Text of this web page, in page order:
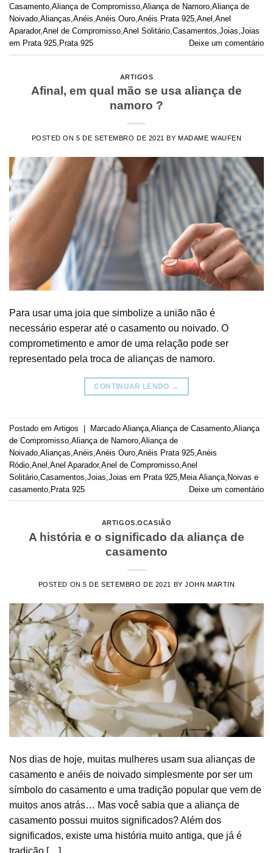
Casamento Aliança de Compromisso Aliança de Namoro Aliança de
Noivado Alianças Anéis Anéis Ouro Anéis Prata 925 Anel Anel
Aparador,Anel de Compromisso Anel Solitário Casamentos Joias Joias
em Prata 925 Prata 925 Deixe um comentário
ARTIGOS
Afinal, em qual mão se usa aliança de
namoro ?
POSTED ON5 DE SETEMBRO DE 2021 BY MADAME WAUFEN
Para usar uma joia que simbolize a união não é
necessário esperar até o casamento ou noivado. O
comprometimento e amor de uma relação pode ser
representado pela troca de alianças de namoro.
CONTINUAR LENDO →
Postado em Artigos | Marcado Aliança Aliança de Casamento Aliança
de Compromisso Aliança de Namoro Aliança de
Noivado Alianças Anéis Anéis Ouro Anéis Prata 925 Anéis
Ródio Anel Anel Aparador,Anel de Compromisso Anel
Solitário Casamentos Joias Joias em Prata 925 Meia Aliança Noivas e
casamento Prata 925 Deixe um comentário
ARTIGOS,OCASIÃO
A história e o significado da aliança de
casamento
POSTED ON5 DE SETEMBRO DE 2021 BYJOHN MARTIN
Nos dias de hoje, muitas mulheres usam sua alianças de
casamento e anéis de noivado simplesmente por ser um
símbolo do casamento e uma tradição popular que vem de
muitos anos atrás… Mas você sabia que a aliança de
casamento possui muitos significados? Além dos
significados, existe uma história muito antiga, que já é
tradição […]